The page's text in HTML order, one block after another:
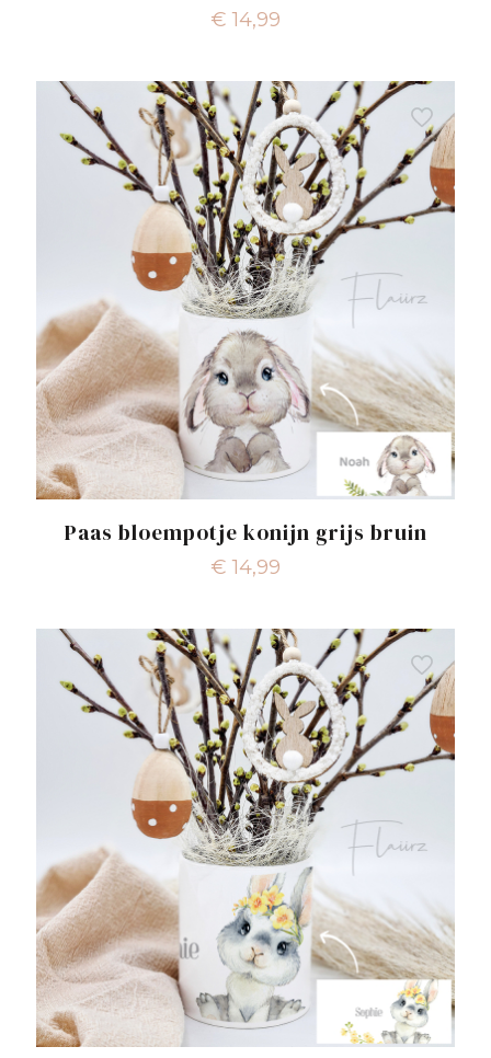
€ 14,99
Paas bloempotje konijn grijs bruin
€ 14,99